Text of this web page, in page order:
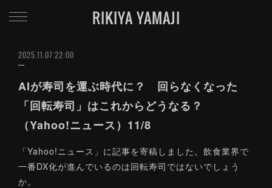
RIKIYA YAMAJI
2025.11.07 22:00
AIが寿司を運ぶ時代に？ 回らなくなった
「回転寿司」はこれからどうなる？
（Yahoo!ニュース）11/8
「Yahoo!ニュース」に記事を寄稿しました。飲食業界で
一番DX化が進んでいるのは回転寿司ではないでしょう
か。